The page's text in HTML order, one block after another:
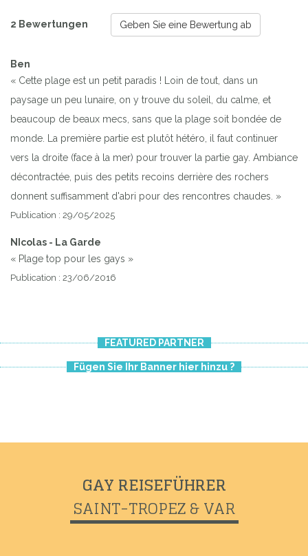
2 Bewertungen Geben Sie eine Bewertung ab
Ben
« Cette plage est un petit paradis ! Loin de tout, dans un
paysage un peu lunaire, on y trouve du soleil, du calme, et
beaucoup de beaux mecs, sans que la plage soit bondée de
monde. La première partie est plutôt hétéro, il faut continuer
vers la droite (face à la mer) pour trouver la partie gay. Ambiance
décontractée, puis des petits recoins derrière des rochers
donnent suffisamment d'abri pour des rencontres chaudes. »
Publication : 29/05/2025
NIcolas - La Garde
« Plage top pour les gays »
Publication : 23/06/2016
FEATURED PARTNER
Fügen Sie Ihr Banner hier hinzu ?
GAY REISEFÜHRER
SAINT-TROPEZ & VAR